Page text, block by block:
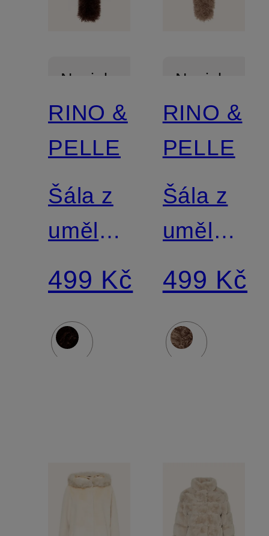
Novinka
RINO &
PELLE
Šála z
umělé
kožešiny
BANU
499 Kč
Novinka
RINO &
PELLE
Šála z
umělé
kožešiny
BANU
499 Kč